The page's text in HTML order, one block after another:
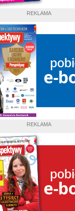
REKLAMA
REKLAMA